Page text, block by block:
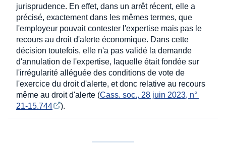
jurisprudence. En effet, dans un arrêt récent, elle a
précisé, exactement dans les mêmes termes, que
l'employeur pouvait contester l'expertise mais pas le
recours au droit d'alerte économique. Dans cette
décision toutefois, elle n'a pas validé la demande
d'annulation de l'expertise, laquelle était fondée sur
l'irrégularité alléguée des conditions de vote de
l'exercice du droit d'alerte, et donc relative au recours
même au droit d'alerte (Cass. soc., 28 juin 2023, n°
21-15.744
).